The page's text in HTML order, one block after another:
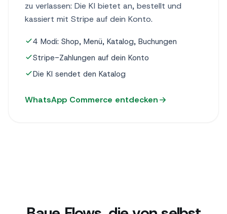
zu verlassen: Die KI bietet an, bestellt und
kassiert mit Stripe auf dein Konto.
4 Modi: Shop, Menü, Katalog, Buchungen
Stripe-Zahlungen auf dein Konto
Die KI sendet den Katalog
WhatsApp Commerce entdecken